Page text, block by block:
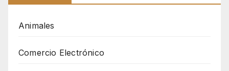
Animales
Comercio Electrónico